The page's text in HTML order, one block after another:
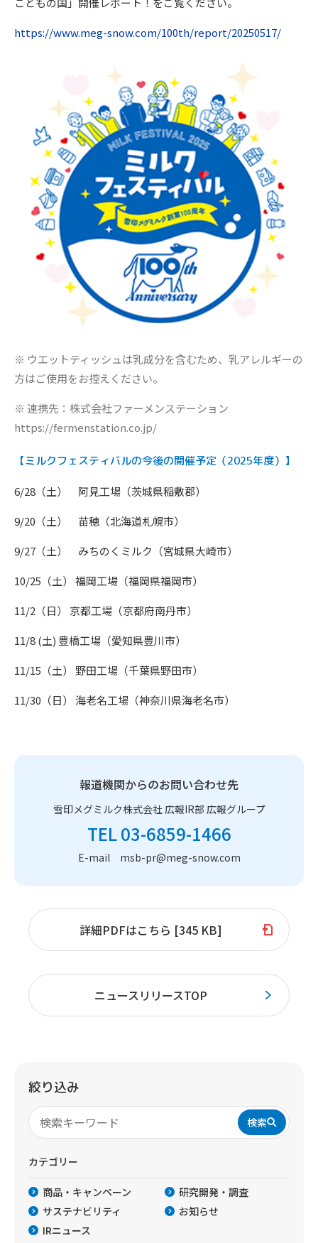
https://www.meg-snow.com/100th/report/20250517/
※ ウエットティッシュは乳成分を含むため、乳アレルギーの
方はご使用をお控えください。
※ 連携先：株式会社ファーメンステーション
https://fermenstation.co.jp/
【ミルクフェスティバルの今後の開催予定（2025年度）】
6/28（土） 阿見工場（茨城県稲敷郡）
9/20（土） 苗穂（北海道札幌市）
9/27（土） みちのくミルク（宮城県大崎市）
10/25（土） 福岡工場（福岡県福岡市）
11/2（日） 京都工場（京都府南丹市）
11/8 (土) 豊橋工場（愛知県豊川市）
11/15（土） 野田工場（千葉県野田市）
11/30（日） 海老名工場（神奈川県海老名市）
報道機関からのお問い合わせ先
雪印メグミルク株式会社 広報IR部 広報グループ
TEL 03-6859-1466
E-mail msb-pr@meg-snow.com
詳細PDFはこちら [345 KB]
ニュースリリースTOP
絞り込み
検索
カテゴリー
商品・キャンペーン
研究開発・調査
サステナビリティ
お知らせ
IRニュース